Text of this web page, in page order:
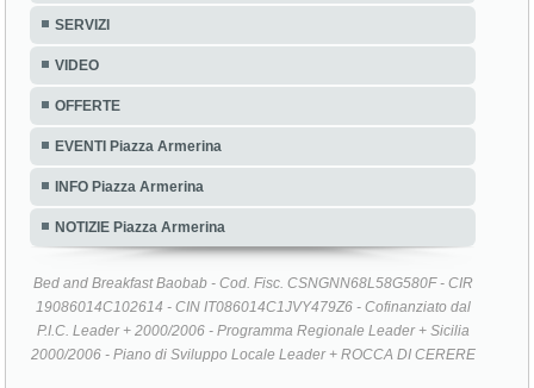
SERVIZI
VIDEO
OFFERTE
EVENTI Piazza Armerina
INFO Piazza Armerina
NOTIZIE Piazza Armerina
Bed and Breakfast Baobab - Cod. Fisc. CSNGNN68L58G580F - CIR
19086014C102614 - CIN IT086014C1JVY479Z6 - Cofinanziato dal
P.I.C. Leader + 2000/2006 - Programma Regionale Leader + Sicilia
2000/2006 - Piano di Sviluppo Locale Leader + ROCCA DI CERERE